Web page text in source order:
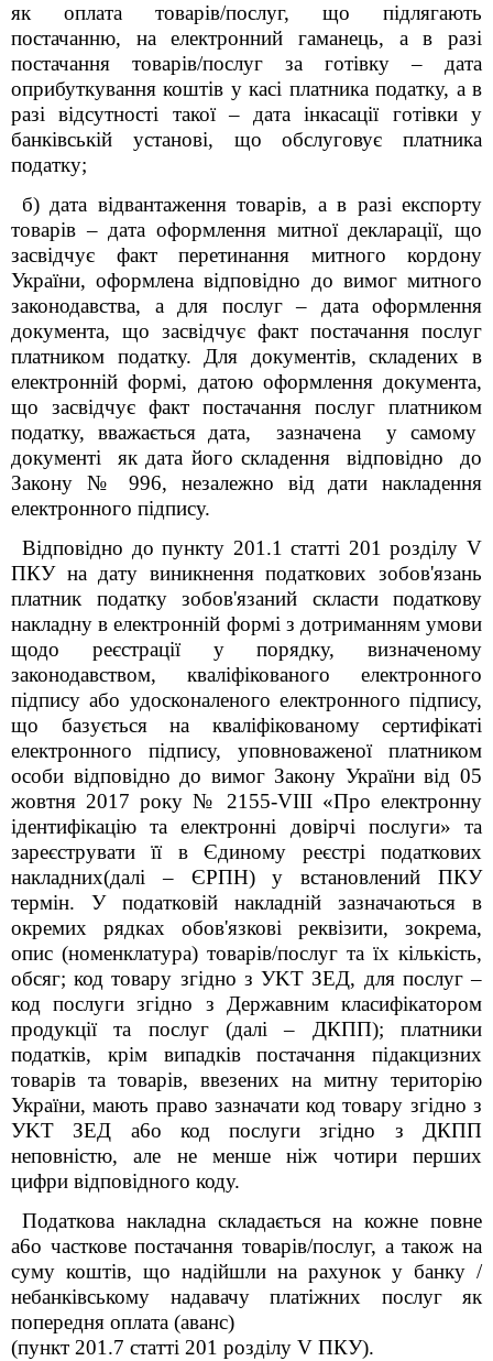
як оплата товарів/послуг, що підлягають
постачанню, на електронний гаманець, а в разі
постачання товарів/послуг за готівку – дата
оприбуткування коштів у касі платника податку, а в
разі відсутності такої – дата інкасації готівки у
банківській установі, що обслуговує платника
податку;
б) дата відвантаження товарів, а в разі експорту
товарів – дата оформлення митної декларації, що
засвідчує факт перетинання митного кордону
України, оформлена відповідно до вимог митного
законодавства, а для послуг – дата оформлення
документа, що засвідчує факт постачання послуг
платником податку. Для документів, складених в
електронній формі, датою оформлення документа,
що засвідчує факт постачання послуг платником
податку, вважається дата, зазначена у самому
документі як дата його складення відповідно до
Закону № 996, незалежно від дати накладення
електронного підпису.
Відповідно до пункту 201.1 статті 201 розділу V
ПКУ на дату виникнення податкових зобов'язань
платник податку зобов'язаний скласти податкову
накладну в електронній формі з дотриманням умови
щодо реєстрації у порядку, визначеному
законодавством, кваліфікованого електронного
підпису або удосконаленого електронного підпису,
що базується на кваліфікованому сертифікаті
електронного підпису, уповноваженої платником
особи відповідно до вимог Закону України від 05
жовтня 2017 року № 2155-VIII «Про електронну
ідентифікацію та електронні довірчі послуги» та
зареєструвати її в Єдиному реєстрі податкових
накладних(далі – ЄPПH) у встановлений ПКУ
термін. У податковій накладній зазначаються в
окремих рядках обов'язкові реквізити, зокрема,
опис (номенклатура) товарів/послуг та їx кількість,
обсяг; код товару згідно з УKT ЗЕД, для послуг –
код послуги згідно з Державним класифікатором
продукції та послуг (далі – ДКПП); платники
податків, крім випадків постачання підакцизних
товарів та товарів, ввезених на митну територію
України, мають право зазначати код товару згідно з
УKT ЗЕД a6o код послуги згідно з ДКПП
неповністю, але не менше ніж чотири перших
цифри відповідного коду.
Податкова накладна складається на кожне повне
a6o часткове постачання товарів/послуг, а також на
суму коштів, що надійшли на рахунок у банку /
небанківському надавачу платіжних послуг як
попередня оплата (аванс)
(пункт 201.7 статті 201 розділу V ПКУ).